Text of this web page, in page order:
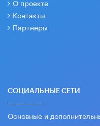
О проекте
Контакты
Партнеры
СОЦИАЛЬНЫЕ СЕТИ
Основные и